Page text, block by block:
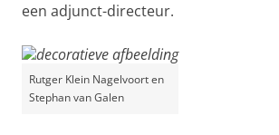
een adjunct-directeur.
Rutger Klein Nagelvoort en
Stephan van Galen